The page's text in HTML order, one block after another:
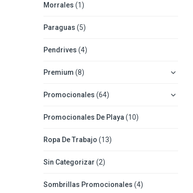
Morrales (1)
Paraguas (5)
Pendrives (4)
Premium (8)
Promocionales (64)
Promocionales De Playa (10)
Ropa De Trabajo (13)
Sin Categorizar (2)
Sombrillas Promocionales (4)